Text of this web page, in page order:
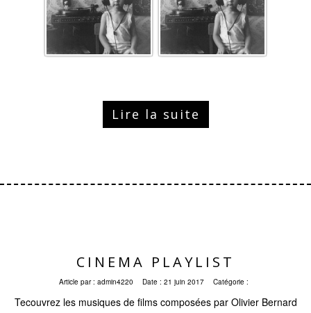
Lire la suite
CINEMA PLAYLIST
Article par : admin4220 Date : 21 juin 2017 Catégorie :
Tecouvrez les musiques de films composées par Olivier Bernard